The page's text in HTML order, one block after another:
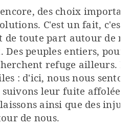
des choix
C'est un fait, c'est
de toute part autour de
Des peuples entiers,
refuge ailleurs. Et
: d'ici, nous nous
suivons leur fuite affolée
ainsi que des
de nous.